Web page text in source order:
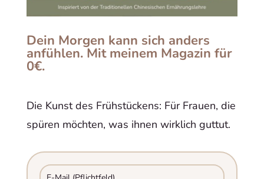
Dein Morgen kann sich anders
anfühlen. Mit meinem Magazin für
0€.
Die Kunst des Frühstückens: Für Frauen, die
spüren möchten, was ihnen wirklich guttut.